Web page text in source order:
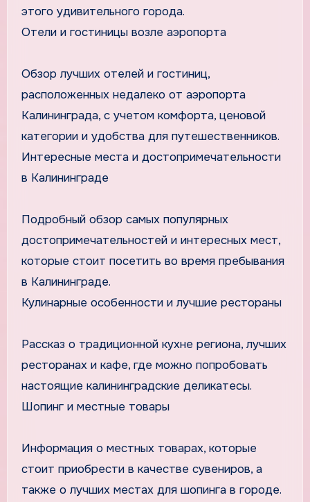
этого удивительного города.
Отели и гостиницы возле аэропорта
Обзор лучших отелей и гостиниц,
расположенных недалеко от аэропорта
Калининграда, с учетом комфорта, ценовой
категории и удобства для путешественников.
Интересные места и достопримечательности
в Калининграде
Подробный обзор самых популярных
достопримечательностей и интересных мест,
которые стоит посетить во время пребывания
в Калининграде.
Кулинарные особенности и лучшие рестораны
Рассказ о традиционной кухне региона, лучших
ресторанах и кафе, где можно попробовать
настоящие калининградские деликатесы.
Шопинг и местные товары
Информация о местных товарах, которые
стоит приобрести в качестве сувениров, а
также о лучших местах для шопинга в городе.